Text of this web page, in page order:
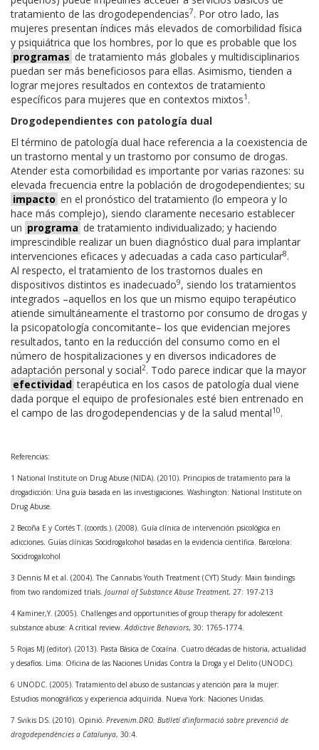
tratamiento de las drogodependencias7. Por otro lado, las
mujeres presentan índices más elevados de comorbilidad física
y psiquiátrica que los hombres, por lo que es probable que los
programas de tratamiento más globales y multidisciplinarios
puedan ser más beneficiosos para ellas. Asimismo, tienden a
lograr mejores resultados en contextos de tratamiento
específicos para mujeres que en contextos mixtos1 .
Drogodependientes con patología dual
El término de patología dual hace referencia a la coexistencia de
un trastorno mental y un trastorno por consumo de drogas.
Atender esta comorbilidad es importante por varias razones: su
elevada frecuencia entre la población de drogodependientes; su
impacto en el pronóstico del tratamiento (lo empeora y lo
hace más complejo), siendo claramente necesario establecer
un programa de tratamiento individualizado; y haciendo
imprescindible realizar un buen diagnóstico dual para implantar
intervenciones eficaces y adecuadas a cada caso particular8.
Al respecto, el tratamiento de los trastornos duales en
dispositivos distintos es inadecuado9, siendo los tratamientos
integrados –aquellos en los que un mismo equipo terapéutico
atiende simultáneamente el trastorno por consumo de drogas y
la psicopatología concomitante– los que evidencian mejores
resultados, tanto en la reducción del consumo como en el
número de hospitalizaciones y en diversos indicadores de
adaptación personal y social2. Todo parece indicar que la mayor
efectividad terapéutica en los casos de patología dual viene
dada porque el equipo de profesionales esté bien entrenado en
el campo de las drogodependencias y de la salud mental10.
Referencias:
1 National Institute on Drug Abuse (NIDA). (2010). Principios de tratamiento para la
drogadicción: Una guía basada en las investigaciones. Washington: National Institute on
Drug Abuse.
2 Becoña E y Cortés T. (coords.). (2008). Guía clínica de intervención psicológica en
adicciones. Guías clínicas Socidrogalcohol basadas en la evidencia científica. Barcelona:
Socidrogalcohol
3 Dennis M et al. (2004). The Cannabis Youth Treatment (CYT) Study: Main faindings
from two randomized trials. Journal of Substance Abuse Treatment, 27: 197-213
4 Kaminer,Y. (2005). Challenges and opportunities of group therapy for adolescent
substance abuse: A critical review.Addictive Behaviors, 30: 1765-1774.
5 Rojas MJ (editor). (2013). Pasta Básica de Cocaína. Cuatro décadas de historia, actualidad
y desafíos. Lima: Oficina de las Naciones Unidas Contra la Droga y el Delito (UNODC).
6 UNODC. (2005). Tratamiento del abuso de sustancias y atención para la mujer:
Estudios monográficos y experiencia adquirida. Nueva York: Naciones Unidas.
7 Svikis DS. (2010). Opinió. Prevenim.DRO. Butlletí d’informació sobre prevenció de
drogodependències a Catalunya, 30:4.